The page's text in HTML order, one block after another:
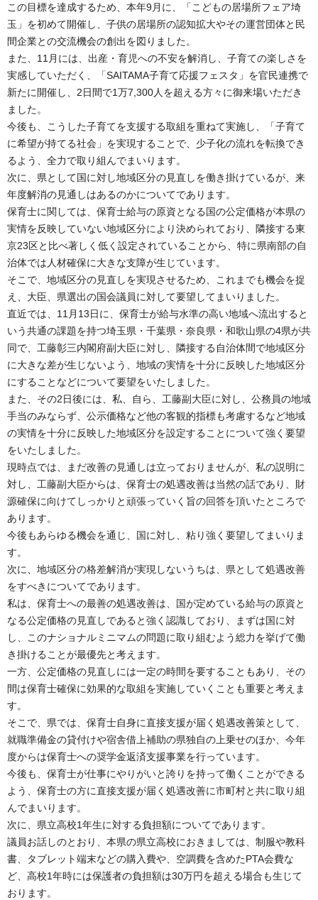
この目標を達成するため、本年9月に、「こどもの居場所フェア埼
玉」を初めて開催し、子供の居場所の認知拡大やその運営団体と民
間企業との交流機会の創出を図りました。
また、11月には、出産・育児への不安を解消し、子育ての楽しさを
実感していただく、「SAITAMA子育て応援フェスタ」を官民連携で
新たに開催し、2日間で1万7,300人を超える方々に御来場いただき
ました。
今後も、こうした子育てを支援する取組を重ねて実施し、「子育て
に希望が持てる社会」を実現することで、少子化の流れを転換でき
るよう、全力で取り組んでまいります。
次に、県として国に対し地域区分の見直しを働き掛けているが、来
年度解消の見通しはあるのかについてであります。
保育士に関しては、保育士給与の原資となる国の公定価格が本県の
実情を反映していない地域区分により決められており、隣接する東
京23区と比べ著しく低く設定されていることから、特に県南部の自
治体では人材確保に大きな支障が生じています。
そこで、地域区分の見直しを実現させるため、これまでも機会を捉
え、大臣、県選出の国会議員に対して要望してまいりました。
直近では、11月13日に、保育士が給与水準の高い地域へ流出すると
いう共通の課題を持つ埼玉県・千葉県・奈良県・和歌山県の4県が共
同で、工藤彰三内閣府副大臣に対し、隣接する自治体間で地域区分
に大きな差が生じないよう、地域の実情を十分に反映した地域区分
にすることなどについて要望をいたしました。
また、その2日後には、私、自ら、工藤副大臣に対し、公務員の地域
手当のみならず、公示価格など他の客観的指標も考慮するなど地域
の実情を十分に反映した地域区分を設定することについて強く要望
をいたしました。
現時点では、まだ改善の見通しは立っておりませんが、私の説明に
対し、工藤副大臣からは、保育士の処遇改善は当然の話であり、財
源確保に向けてしっかりと頑張っていく旨の回答を頂いたところで
あります。
今後もあらゆる機会を通じ、国に対し、粘り強く要望してまいりま
す。
次に、地域区分の格差解消が実現しないうちは、県として処遇改善
をすべきについてであります。
私は、保育士への最善の処遇改善は、国が定めている給与の原資と
なる公定価格の見直しであると強く認識しており、まずは国に対
し、このナショナルミニマムの問題に取り組むよう総力を挙げて働
き掛けることが最優先と考えます。
一方、公定価格の見直しには一定の時間を要することもあり、その
間は保育士確保に効果的な取組を実施していくことも重要と考えま
す。
そこで、県では、保育士自身に直接支援が届く処遇改善策として、
就職準備金の貸付けや宿舎借上補助の県独自の上乗せのほか、今年
度からは保育士への奨学金返済支援事業を行っています。
今後も、保育士が仕事にやりがいと誇りを持って働くことができる
よう、保育士の方に直接支援が届く処遇改善に市町村と共に取り組
んでまいります。
次に、県立高校1年生に対する負担額についてであります。
議員お話しのとおり、本県の県立高校におきましては、制服や教科
書、タブレット端末などの購入費や、空調費を含めたPTA会費な
ど、高校1年時には保護者の負担額は30万円を超える場合も生じて
おります。